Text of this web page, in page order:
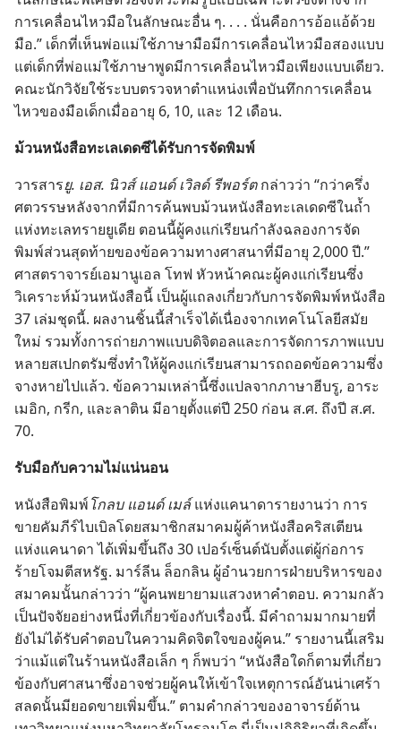
การ​เคลื่อน​ไหว​มือ​ใน​ลักษณะ​อื่น ๆ. . . . นั่น​คือ​การ​อ้อ​แอ้​ด้วย​
มือ.” เด็ก​ที่​เห็น​พ่อ​แม่​ใช้​ภาษา​มือ​มี​การ​เคลื่อน​ไหว​มือ​สอง​แบบ
แต่​เด็ก​ที่​พ่อ​แม่​ใช้​ภาษา​พูด​มี​การ​เคลื่อน​ไหว​มือ​เพียง​แบบ​เดียว.
คณะ​นัก​วิจัย​ใช้​ระบบ​ตรวจ​หา​ตำแหน่ง​เพื่อ​บันทึก​การ​เคลื่อน​
ไหว​ของ​มือ​เด็ก​เมื่อ​อายุ 6, 10, และ 12 เดือน.
ม้วน​หนังสือ​ทะเล​เดดซี​ได้​รับ​การ​จัด​พิมพ์
วารสาร​ยู. เอส. นิวส์ แอนด์ เวิลด์ รีพอร์ตกล่าว​ว่า “กว่า​ครึ่ง​
ศตวรรษ​หลัง​จาก​ที่​มี​การ​ค้น​พบ​ม้วน​หนังสือ​ทะเล​เดดซี​ใน​ถ้ำ​
แห่ง​ทะเล​ทราย​ยูเดีย ตอน​นี้​ผู้​คง​แก่​เรียน​กำลัง​ฉลอง​การ​จัด​
พิมพ์​ส่วน​สุด​ท้าย​ของ​ข้อ​ความ​ทาง​ศาสนา​ที่​มี​อายุ 2,000 ปี.”
ศาสตราจารย์​เอมานูเอล โทฟ หัวหน้า​คณะ​ผู้​คง​แก่​เรียน​ซึ่ง​
วิเคราะห์​ม้วน​หนังสือ​นี้ เป็น​ผู้​แถลง​เกี่ยว​กับ​การ​จัด​พิมพ์​หนังสือ
37 เล่ม​ชุด​นี้. ผล​งาน​ชิ้น​นี้​สำเร็จ​ได้​เนื่อง​จาก​เทคโนโลยี​สมัย​
ใหม่ รวม​ทั้ง​การ​ถ่าย​ภาพ​แบบ​ดิจิตอล​และ​การ​จัด​การ​ภาพ​แบบ​
หลาย​สเปกตรัม​ซึ่ง​ทำ​ให้​ผู้​คง​แก่​เรียน​สามารถ​ถอด​ข้อ​ความ​ซึ่ง​
จาง​หาย​ไป​แล้ว. ข้อ​ความ​เหล่า​นี้​ซึ่ง​แปล​จาก​ภาษา​ฮีบรู, อาระ
เมอิก, กรีก, และ​ลาติน มี​อายุ​ตั้ง​แต่​ปี 250 ก่อน ส.ศ. ถึง​ปี ส.ศ.
70.
รับมือ​กับ​ความ​ไม่​แน่นอน
หนังสือ​พิมพ์​โกลบ แอนด์ เมล์แห่ง​แคนาดา​รายงาน​ว่า การ​
ขาย​คัมภีร์​ไบเบิล​โดย​สมาชิก​สมาคม​ผู้​ค้า​หนังสือ​คริสเตียน​
แห่ง​แคนาดา ได้​เพิ่ม​ขึ้น​ถึง 30 เปอร์เซ็นต์​นับ​ตั้ง​แต่​ผู้​ก่อ​การ​
ร้าย​โจมตี​สหรัฐ. มาร์ลีน ล็อกลิน ผู้​อำนวย​การ​ฝ่าย​บริหาร​ของ​
สมาคม​นั้น​กล่าว​ว่า “ผู้​คน​พยายาม​แสวง​หา​คำ​ตอบ. ความ​กลัว​
เป็น​ปัจจัย​อย่าง​หนึ่ง​ที่​เกี่ยว​ข้อง​กับ​เรื่อง​นี้. มี​คำ​ถาม​มาก​มาย​ที่​
ยัง​ไม่​ได้​รับ​คำ​ตอบ​ใน​ความ​คิด​จิตใจ​ของ​ผู้​คน.” รายงาน​นี้​เสริม​
ว่า​แม้​แต่​ใน​ร้าน​หนังสือ​เล็ก ๆ ก็​พบ​ว่า “หนังสือ​ใด​ก็​ตาม​ที่​เกี่ยว​
ข้อง​กับ​ศาสนา​ซึ่ง​อาจ​ช่วย​ผู้​คน​ให้​เข้าใจ​เหตุ​การณ์​อัน​น่า​เศร้า​
สลด​นั้น​มี​ยอด​ขาย​เพิ่ม​ขึ้น.” ตาม​คำ​กล่าว​ของ​อาจารย์​ด้าน​